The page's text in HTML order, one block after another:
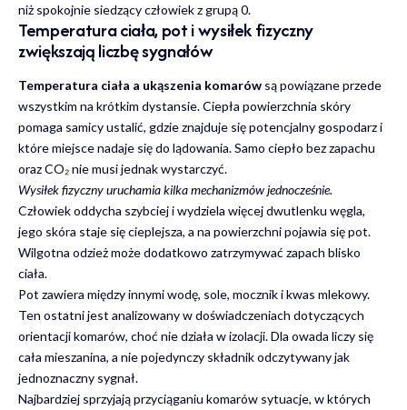
niż spokojnie siedzący człowiek z grupą 0.
Temperatura ciała, pot i wysiłek fizyczny
zwiększają liczbę sygnałów
Temperatura ciała a ukąszenia komarów są powiązane przede
wszystkim na krótkim dystansie. Ciepła powierzchnia skóry
pomaga samicy ustalić, gdzie znajduje się potencjalny gospodarz i
które miejsce nadaje się do lądowania. Samo ciepło bez zapachu
oraz CO₂ nie musi jednak wystarczyć.
Wysiłek fizyczny uruchamia kilka mechanizmów jednocześnie.
Człowiek oddycha szybciej i wydziela więcej dwutlenku węgla,
jego skóra staje się cieplejsza, a na powierzchni pojawia się pot.
Wilgotna odzież może dodatkowo zatrzymywać zapach blisko
ciała.
Pot zawiera między innymi wodę, sole, mocznik i kwas mlekowy.
Ten ostatni jest analizowany w doświadczeniach dotyczących
orientacji komarów, choć nie działa w izolacji. Dla owada liczy się
cała mieszanina, a nie pojedynczy składnik odczytywany jak
jednoznaczny sygnał.
Najbardziej sprzyjają przyciąganiu komarów sytuacje, w których